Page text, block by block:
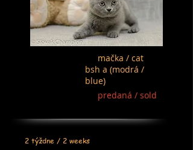
mačka / cat
bsh a (modrá /
blue)
predaná / sold
2 týždne / 2 weeks